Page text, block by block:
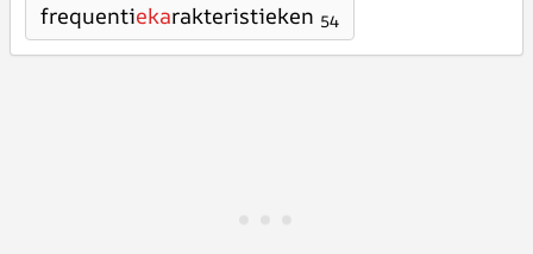
frequentiekarakteristieken 54